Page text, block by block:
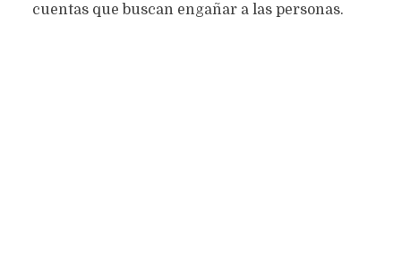
cuentas que buscan engañar a las personas.